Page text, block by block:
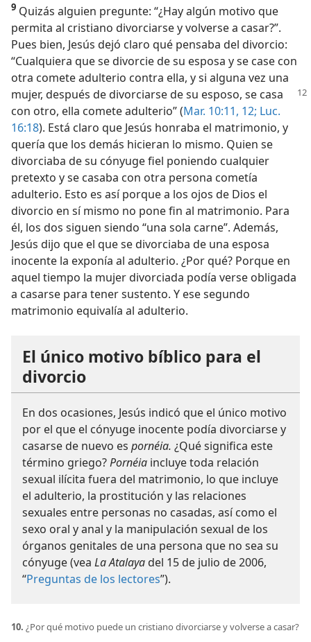
9 Quizás alguien pregunte: “¿Hay algún motivo que
permita al cristiano divorciarse y volverse a casar?”.
Pues bien, Jesús dejó claro qué pensaba del divorcio:
“Cualquiera que se divorcie de su esposa y se case con
otra comete adulterio contra ella, y si alguna vez una
mujer, después de divorciarse desu esposo, se casa
con otro, ella comete adulterio” (Mar. 10:11, 12; Luc.
16:18). Está claro que Jesús honraba el matrimonio, y
quería que los demás hicieran lo mismo. Quien se
divorciaba de su cónyuge fiel poniendo cualquier
pretexto y se casaba con otra persona cometía
adulterio. Esto es así porque a los ojos de Dios el
divorcio en sí mismo no pone fin al matrimonio. Para
él, los dos siguen siendo “una sola carne”. Además,
Jesús dijo que el que se divorciaba de una esposa
inocente la exponía al adulterio. ¿Por qué? Porque en
aquel tiempo la mujer divorciada podía verse obligada
a casarse para tener sustento. Y ese segundo
matrimonio equivalía al adulterio.
El único motivo bíblico para el
divorcio
En dos ocasiones, Jesús indicó que el único motivo
por el que el cónyuge inocente podía divorciarse y
casarse de nuevo es pornéia. ¿Qué significa este
término griego?Pornéia incluye toda relación
sexual ilícita fuera del matrimonio, lo que incluye
el adulterio, la prostitución y las relaciones
sexuales entre personas no casadas, así como el
sexo oral y anal y la manipulación sexual de los
órganos genitales de una persona que no sea su
cónyuge (vea La Atalaya del 15 de julio de 2006,
“Preguntas de los lectores”).
10. ¿Por qué motivo puede un cristiano divorciarse y volverse a casar?